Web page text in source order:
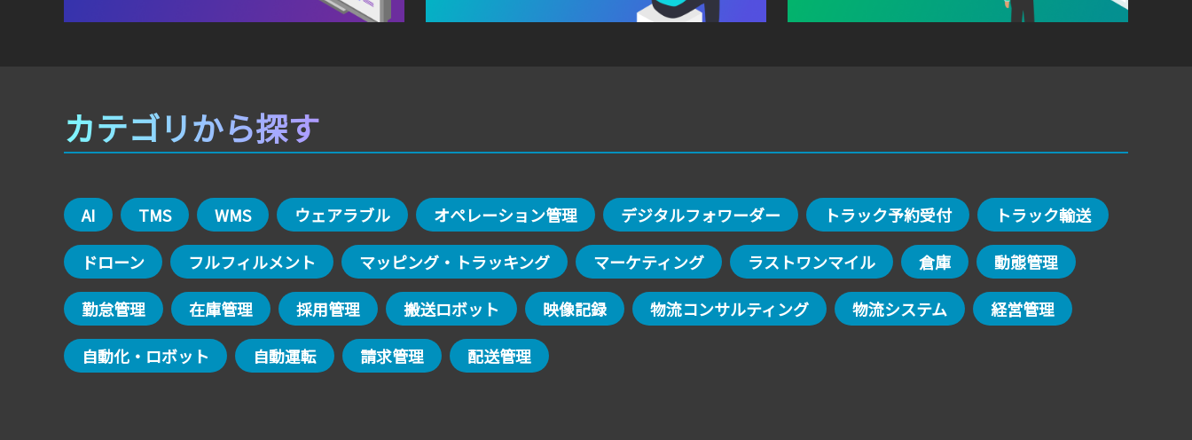
カテゴリから探す
AI TMS WMS ウェアラブル オペレーション管理 デジタルフォワーダー トラック予約受付 トラック輸送
ドローン フルフィルメント マッピング・トラッキング マーケティング ラストワンマイル 倉庫 動態管理
勤怠管理 在庫管理 採用管理 搬送ロボット 映像記録 物流コンサルティング 物流システム 経営管理
自動化・ロボット 自動運転 請求管理 配送管理